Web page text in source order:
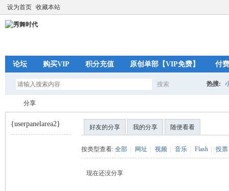
设为首页 收藏本站
论坛 购买VIP 积分充值 原创单部【VIP免费】 付
搜索 热搜:
分享
{userpanelarea2} 好友的分享 我的分享 随便看看
按类型查看: 全部 网址 视频 音乐 Flash 投票
现在还没分享